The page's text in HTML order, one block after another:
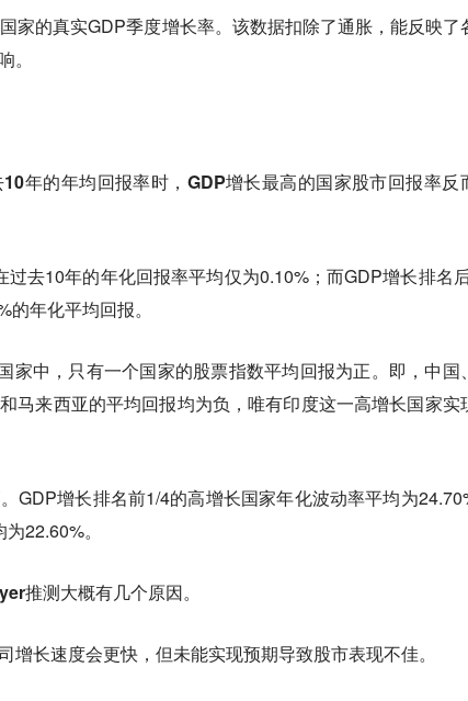
家的真实GDP季度增长率。该数据扣除了通胀，能反映了
年的年均回报率时，GDP增长最高的国家股市回报率反
去10年的年化回报率平均仅为0.10%；而GDP增长排名
年化平均回报。
中，只有一个国家的股票指数平均回报为正。 即，中国
马来西亚的平均回报均为负，唯有印度这一高增长国家实
GDP增长排名前1/4的高增长国家年化波动率平均为
22.60%。
推测大概有几个原因。
长速度会更快，但未能实现预期导致股市表现不佳。